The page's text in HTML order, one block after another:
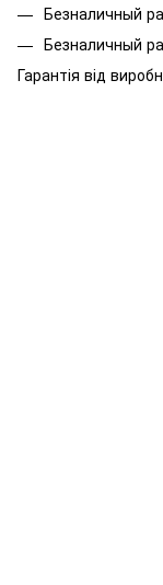
Безналичный
Безналичный
Гарантія від